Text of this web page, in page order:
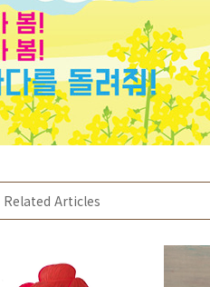
Related Articles